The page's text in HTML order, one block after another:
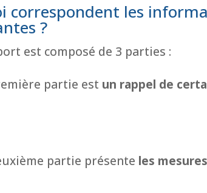
correspondent les
?
est composé de 3 parties :
partie est un rappel de
partie présente les